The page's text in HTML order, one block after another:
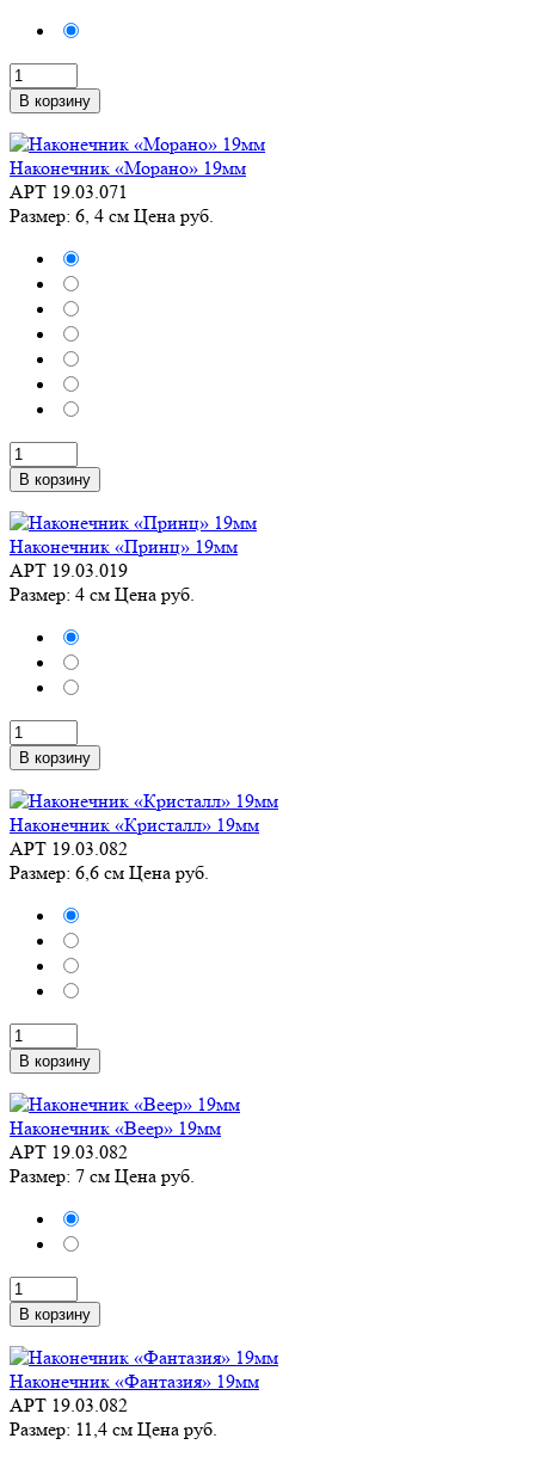
В корзину
Наконечник «Морано» 19мм
АРТ 19.03.071
Размер: 6, 4 см Цена руб.
В корзину
Наконечник «Принц» 19мм
АРТ 19.03.019
Размер: 4 см Цена руб.
В корзину
Наконечник «Кристалл» 19мм
АРТ 19.03.082
Размер: 6,6 см Цена руб.
В корзину
Наконечник «Веер» 19мм
АРТ 19.03.082
Размер: 7 см Цена руб.
В корзину
Наконечник «Фантазия» 19мм
АРТ 19.03.082
Размер: 11,4 см Цена руб.